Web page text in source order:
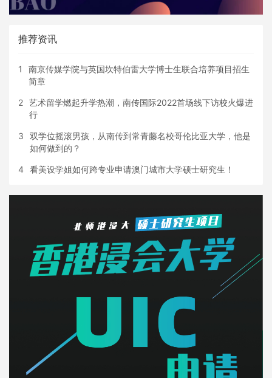
推荐资讯
1
南京传媒学院与英国坎特伯雷大学博士生联合培养项目招生
简章
2 艺术留学燃起升学热潮，南传国际2022首场线下访校火爆进
行
3
双学位摇滚男孩，从南传到常青藤名校哥伦比亚大学，他是
如何做到的？
4 看美设学姐如何跨专业申请澳门城市大学硕士研究生！